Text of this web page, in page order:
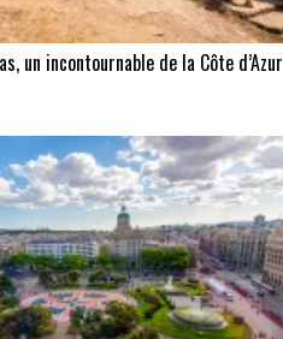
un incontournable de la Côte d’Azur